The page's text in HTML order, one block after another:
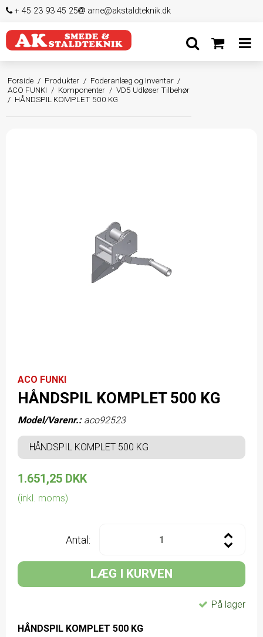
+ 45 23 93 45 25 arne@akstaldteknik.dk
Forside / Produkter / Foderanlæg og Inventar /
ACO FUNKI / Komponenter / VD5 Udløser Tilbehør
/ HÅNDSPIL KOMPLET 500 KG
ACO FUNKI
HÅNDSPIL KOMPLET 500 KG
Model/Varenr.: aco92523
HÅNDSPIL KOMPLET 500 KG
1.651,25 DKK
(inkl. moms)
Antal:
LÆG I KURVEN
På lager
HÅNDSPIL KOMPLET 500 KG